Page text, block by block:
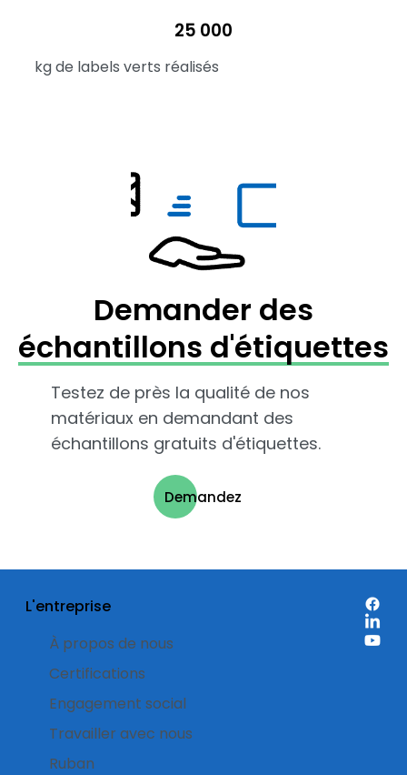
25 000
kg de labels verts réalisés
Demander des
échantillons d'étiquettes
Testez de près la qualité de nos
matériaux en demandant des
échantillons gratuits d'étiquettes.
Demandez
L'entreprise
À propos de nous
Certifications
Engagement social
Travailler avec nous
Ruban